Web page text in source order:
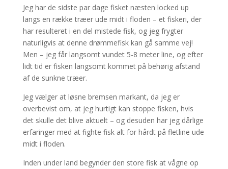
Jeg har de sidste par dage fisket næsten locked up
langs en række træer ude midt i floden – et fiskeri, der
har resulteret i en del mistede fisk, og jeg frygter
naturligvis at denne drømmefisk kan gå samme vej!
Men – jeg får langsomt vundet 5-8 meter line, og efter
lidt tid er fisken langsomt kommet på behørig afstand
af de sunkne træer.
Jeg vælger at løsne bremsen markant, da jeg er
overbevist om, at jeg hurtigt kan stoppe fisken, hvis
det skulle det blive aktuelt – og desuden har jeg dårlige
erfaringer med at fighte fisk alt for hårdt på fletline ude
midt i floden.
Inden under land begynder den store fisk at vågne op